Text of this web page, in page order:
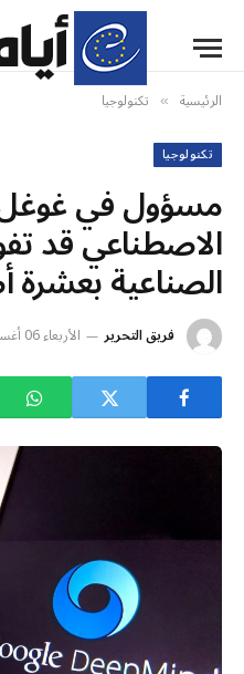
الرئيسية » تكنولوجيا
تكنولوجيا
مسؤول في غوغل:
الاصطناعي قد
الصناعية
فريق التحرير الأربعاء 06 أغسطس 9:45 م